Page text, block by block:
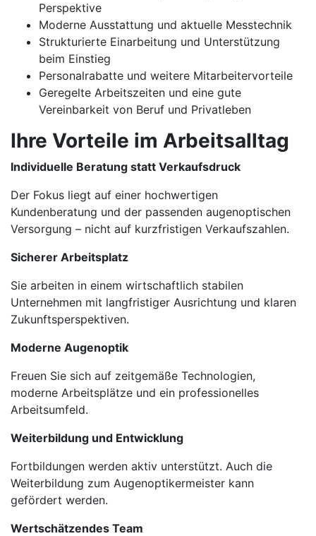
Perspektive
Moderne Ausstattung und aktuelle Messtechnik
Strukturierte Einarbeitung und Unterstützung
beim Einstieg
Personalrabatte und weitere Mitarbeitervorteile
Geregelte Arbeitszeiten und eine gute
Vereinbarkeit von Beruf und Privatleben
Ihre Vorteile im Arbeitsalltag
Individuelle Beratung statt Verkaufsdruck
Der Fokus liegt auf einer hochwertigen
Kundenberatung und der passenden augenoptischen
Versorgung – nicht auf kurzfristigen Verkaufszahlen.
Sicherer Arbeitsplatz
Sie arbeiten in einem wirtschaftlich stabilen
Unternehmen mit langfristiger Ausrichtung und klaren
Zukunftsperspektiven.
Moderne Augenoptik
Freuen Sie sich auf zeitgemäße Technologien,
moderne Arbeitsplätze und ein professionelles
Arbeitsumfeld.
Weiterbildung und Entwicklung
Fortbildungen werden aktiv unterstützt. Auch die
Weiterbildung zum Augenoptikermeister kann
gefördert werden.
Wertschätzendes Team